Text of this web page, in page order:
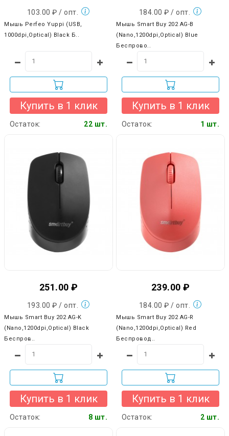
103.00 ₽ / опт.
Мышь Perfeo Yuppi (USB,
1000dpi,Optical) Black Б..
Купить в 1 клик
Остаток: 22 шт.
184.00 ₽ / опт.
Мышь Smart Buy 202 AG-B
(Nano,1200dpi,Optical) Blue
Беспрово..
Купить в 1 клик
Остаток: 1 шт.
251.00 ₽
193.00 ₽ / опт.
Мышь Smart Buy 202 AG-K
(Nano,1200dpi,Optical) Black
Беспров..
Купить в 1 клик
Остаток: 8 шт.
239.00 ₽
184.00 ₽ / опт.
Мышь Smart Buy 202 AG-R
(Nano,1200dpi,Optical) Red
Беспровод..
Купить в 1 клик
Остаток: 2 шт.